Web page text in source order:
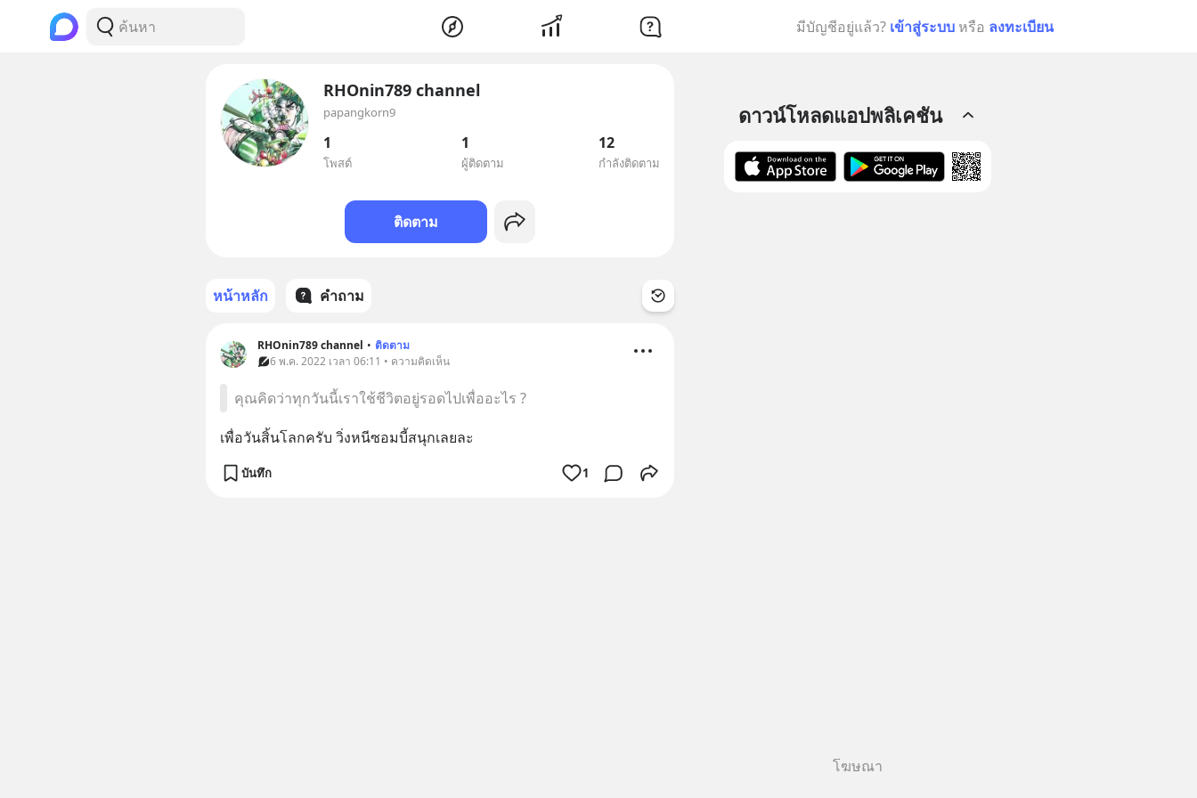
มีบัญชีอยู่แล้ว? เข้าสู่ระบบ หรือ ลงทะเบียน
RHOnin789 channel
papangkorn9
1
โพสต์
1
ผู้ติดตาม
12
กำลังติดตาม
ติดตาม
หน้าหลัก คำถาม
RHOnin789 channel • ติดตาม
6 พ.ค. 2022 เวลา 06:11 • ความคิดเห็น
คุณคิดว่าทุกวันนี้เราใช้ชีวิตอยู่รอดไปเพื่ออะไร ?
เพื่อวันสิ้นโลกครับ วิ่งหนีซอมบี้สนุกเลยละ
บันทึก 1
ดาวน์โหลดแอปพลิเคชัน
โฆษณา